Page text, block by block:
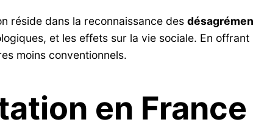
réside dans la reconnaissance des
et les effets sur la vie sociale. En
moins conventionnels.
en France